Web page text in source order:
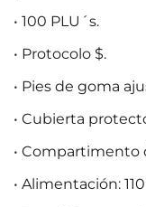
• 100 PLU´s.
• Protocolo $.
• Pies de goma
• Cubierta
• Compartimento
• Alimentación: